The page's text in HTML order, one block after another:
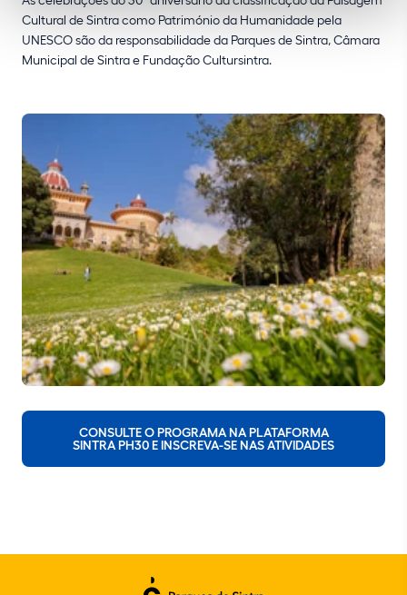
Cultural de Sintra como Património da Humanidade pela
UNESCO são da responsabilidade da Parques de Sintra, Câmara
Municipal de Sintra e Fundação Cultursintra.
CONSULTE O PROGRAMA NA PLATAFORMA
SINTRA PH30 E INSCREVA-SE NAS ATIVIDADES